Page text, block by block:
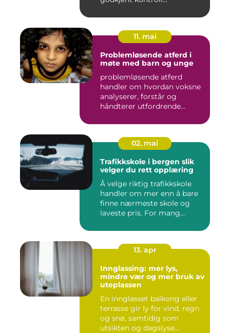
11. mai
Problemløsende atferd i
møte med barn og unge
problemløsende atferd
handler om hvordan voksne
analyserer, forstår og
håndterer utfordrende
02. mai
Trafikkskole i bergen slik
velger du rett opplæring
Å velge riktig trafikkskole
handler om mer enn å bare
finne nærmeste skole og
laveste pris. For mang...
13. apr
Innglassing: mer lys,
mindre vær og mer bruk av
uteplassen
En innglasset balkong eller
terrasse gir ly for vind, regn
og snø, samtidig som
utsikten og dagslyse...